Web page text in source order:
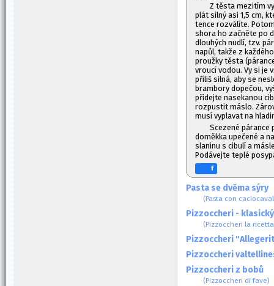
Z těsta mezitím
plát silný asi 1,5 cm,
tence rozválíte.
shora ho začněte po
dlouhých nudlí, tzv.
napůl, takže z
proužky těsta
vroucí vodou. Vy si je
příliš silná, aby se
brambory dopečou,
přidejte nasekanou
rozpustit máslo.
musí vyplavat na
Scezené párance
doměkka upečené a
slaninu s cibulí a
Podávejte teplé
f
Pasta se dvěma sýry
(Pasta con
Pizzoccheri -
(Pizzoccheri la
Pizzoccheri
Pizzoccheri
Pizzoccheri z bobů
(Pizzoccheri di fave)